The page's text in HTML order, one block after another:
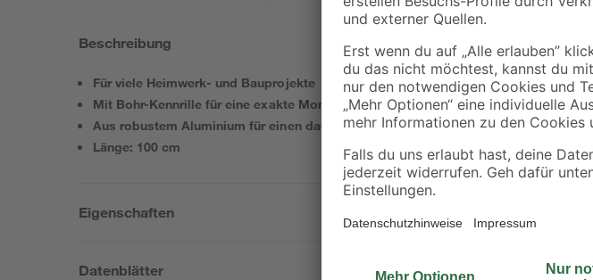
Beschreibung
Für viele Heimwerk- und Bauprojekte
Mit Bohr-Kennrille für eine exakte Montage
Aus robustem Aluminium für einen dauerhaften Einsatz
Länge: 100 cm
Eigenschaften
Datenblätter